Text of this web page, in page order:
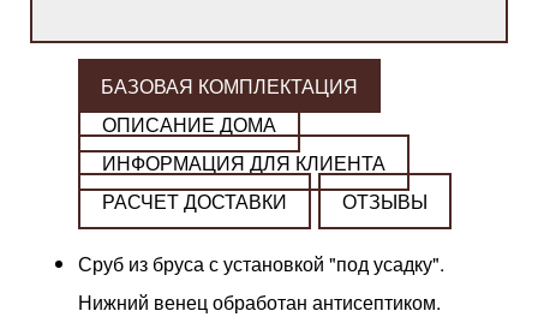
БАЗОВАЯ КОМПЛЕКТАЦИЯ
ОПИСАНИЕ ДОМА
ИНФОРМАЦИЯ ДЛЯ КЛИЕНТА
РАСЧЕТ ДОСТАВКИ
ОТЗЫВЫ
Сруб из бруса с установкой "под усадку".
Нижний венец обработан антисептиком.